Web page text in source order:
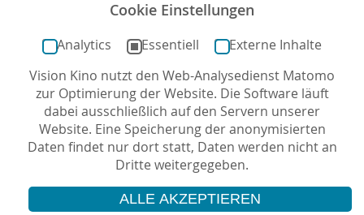
Der Film bei kinofenster.de
Autor*in: Christopher Diekhaus , 25.02.2016 , letzte
Aktualisierung: 04.04.2016
© 2026 Vision Kino
Cookie Einstellungen
Analytics Essentiell
Externe Inhalte
Vision Kino nutzt den Web-Analysedienst Matomo
zur Optimierung der Website. Die Software läuft
dabei ausschließlich auf den Servern unserer
Website. Eine Speicherung der anonymisierten
Daten findet nur dort statt, Daten werden nicht an
Dritte weitergegeben.
ALLE AKZEPTIEREN